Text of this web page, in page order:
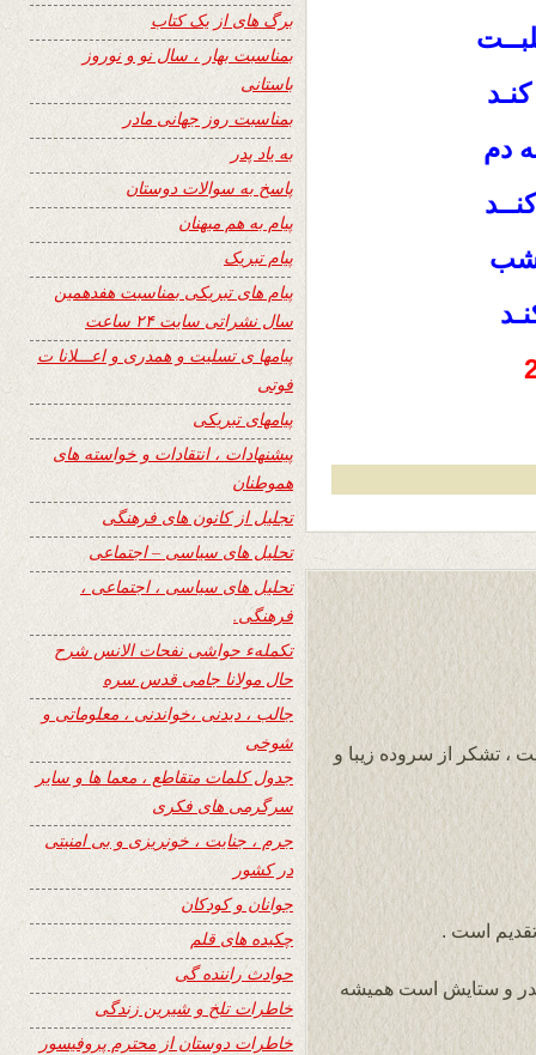
دم
شب
، تشکر از سروده زیبا و
است .
قدر و ستایش است همیشه
برگ های از یک کتاب
بمناسبت بهار ، سال نو و نوروز
باستانی
بمناسبت روز جهانی مادر
به یاد پدر
پاسخ به سوالات دوستان
پیام به هم میهنان
پیام تبریک
پیام های تبریکی بمناسبت هفدهمین
سال نشراتی سایت ۲۴ ساعت
پیامها ی تسلیت و همدری و اعـــلانا ت
فوتی
پیامهای تبریکی
پیشنهادات ، انتقادات و خواسته های
هموطنان
تجلیل از کانون های فرهنگی
تحلیل های سیاسی – اجتماعی
تحلیل های سیاسی ، اجتماعی ،
فرهنگی.
تکملهء حواشی نفحات الانس شرح
حال مولانا جامی قدس سره
جالب ، دیدنی ،خواندنی ، معلوماتی و
شوخی
جدول کلمات متقاطع ، معما ها و سایر
سرگرمی های فکری
جرم ، جنایت ، خونریزی و بی امنیتی
در کشور
جوانان و کودکان
چکیده های قلم
حوادث راننده گی
خاطرات تلخ و شیرین زندگی
خاطرات دوستان از محترم پروفیسور